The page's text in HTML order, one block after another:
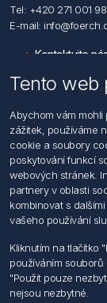
Tel: +420 271 001
E-mail:
Kontaktujte nás
Hledat
Dodržování
Zásady
Podmínky
Všeobecné
Informace o
Můj účet
Můj účet
Objednávky
Tento web
Abychom vám
zážitek, používáme
cookie a soubory
poskytování funkcí
webových stránek.
partnery v oblasti
kombinovat s
vašeho používání
Kliknutím na tlačítko
používáním
"Použit pouze
nejsou nezbytné.